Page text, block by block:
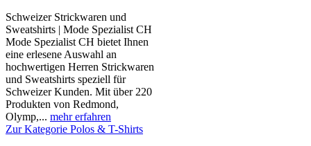
Schweizer Strickwaren und
Sweatshirts | Mode Spezialist CH
Mode Spezialist CH bietet Ihnen
eine erlesene Auswahl an
hochwertigen Herren Strickwaren
und Sweatshirts speziell für
Schweizer Kunden. Mit über 220
Produkten von Redmond,
Olymp,... mehr erfahren
Zur Kategorie Polos & T-Shirts